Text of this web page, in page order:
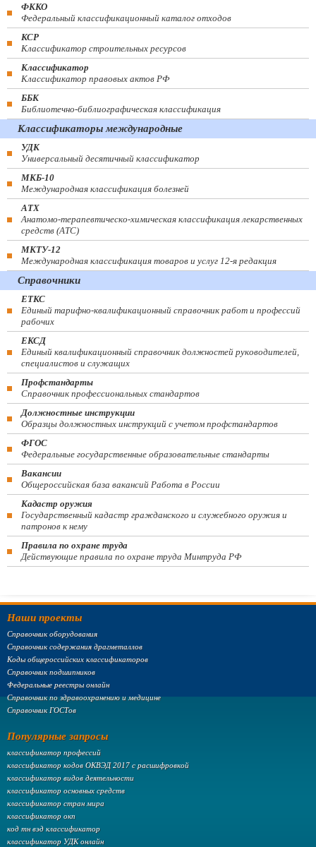
ФККО
Федеральный классификационный каталог отходов
КСР
Классификатор строительных ресурсов
Классификатор
Классификатор правовых актов РФ
ББК
Библиотечно-библиографическая классификация
Классификаторы международные
УДК
Универсальный десятичный классификатор
МКБ-10
Международная классификация болезней
АТХ
Анатомо-терапевтическо-химическая классификация лекарственных
средств (ATC)
МКТУ-12
Международная классификация товаров и услуг 12-я редакция
Справочники
ЕТКС
Единый тарифно-квалификационный справочник работ и профессий
рабочих
ЕКСД
Единый квалификационный справочник должностей руководителей,
специалистов и служащих
Профстандарты
Справочник профессиональных стандартов
Должностные инструкции
Образцы должностных инструкций с учетом профстандартов
ФГОС
Федеральные государственные образовательные стандарты
Вакансии
Общероссийская база вакансий Работа в России
Кадастр оружия
Государственный кадастр гражданского и служебного оружия и
патронов к нему
Правила по охране труда
Действующие правила по охране труда Минтруда РФ
Наши проекты
Справочник оборудования
Справочник содержания драгметаллов
Коды общероссийских классификаторов
Справочник подшипников
Федеральные реестры онлайн
Справочник по здравоохранению и медицине
Справочник ГОСТов
Популярные запросы
классификатор профессий
классификатор кодов ОКВЭД 2017 с расшифровкой
классификатор видов деятельности
классификатор основных средств
классификатор стран мира
классификатор окп
код тн вэд классификатор
классификатор УДК онлайн